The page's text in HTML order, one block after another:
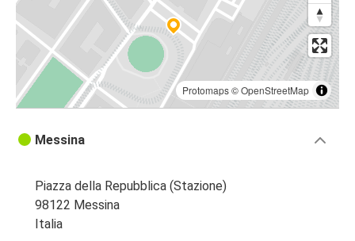
Protomaps©OpenStreetMap
Messina
Piazza della Repubblica (Stazione)
98122 Messina
Italia